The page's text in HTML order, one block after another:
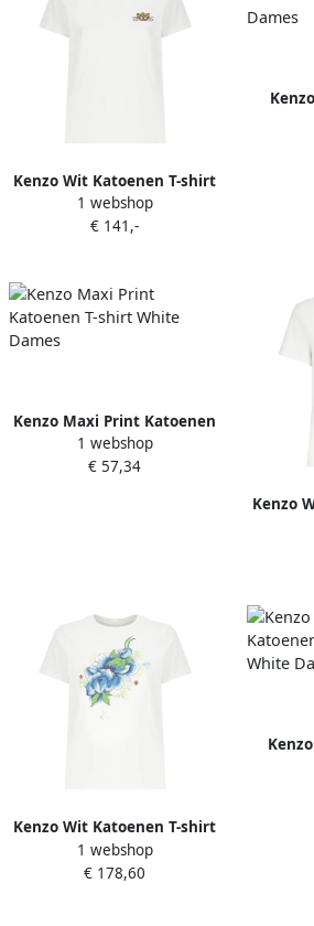
Kenzo Wit Katoenen T-shirt
met Bedrukt Logo White
Dames
1 webshop
€ 141,-
Kenzo Maxi Print Katoenen
T-shirt White Dames
1 webshop
€ 57,34
Kenzo
Kenzo Wit Katoenen T-shirt
met Logoprint White Dames
1 webshop
€ 178,60